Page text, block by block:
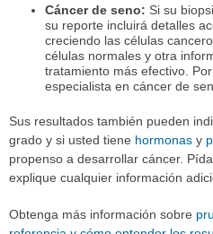
Cáncer de seno: Si su
su reporte incluirá detalles
creciendo las células
células normales y otra
tratamiento más efectivo.
especialista en cáncer de
Sus resultados también pueden
grado y si usted tiene hormonas y
propenso a desarrollar cáncer.
explique cualquier información
Obtenga más información sobre